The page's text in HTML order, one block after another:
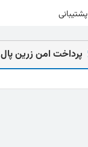
پشتیبانی
پرداخت امن زرین پال